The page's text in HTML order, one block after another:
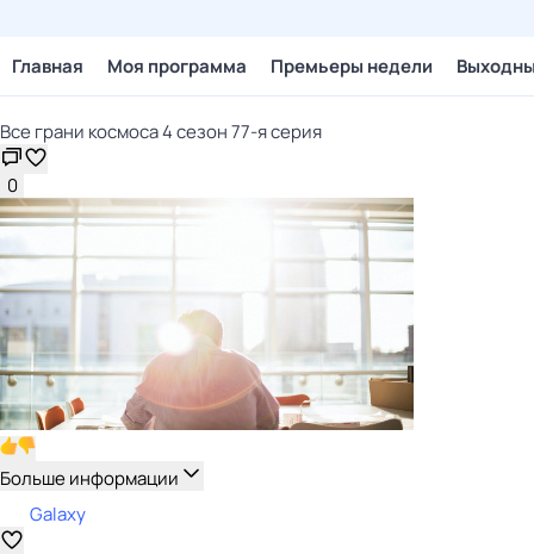
Главная Моя программа Премьеры недели
Все грани космоса 4 сезон 77-я серия
0
Больше информации
Galaxy